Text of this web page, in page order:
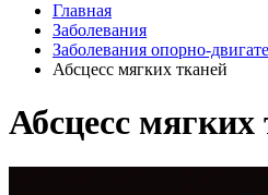
Главная
Заболевания
Заболевания опорно-
Абсцесс мягких тканей
Абсцесс мягких